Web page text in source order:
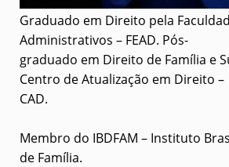
Graduado em Direito pela
Administrativos – FEAD. Pós-
graduado em Direito de Família e
Centro de Atualização em Direito –
CAD.
Membro do IBDFAM – Instituto
de Família.